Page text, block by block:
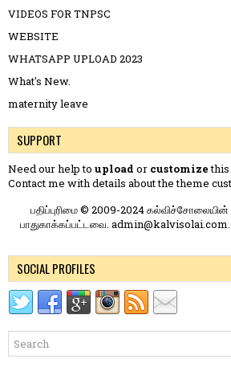
VIDEOS FOR TNPSC
WEBSITE
WHATSAPP UPLOAD 2023
What's New.
maternity leave
SUPPORT
Need our help to upload or customizethis
Contact me with details about the theme
பதிப்புரிமை © 2009-2024
பாதுகாக்கப்பட்டவை.
SOCIAL PROFILES